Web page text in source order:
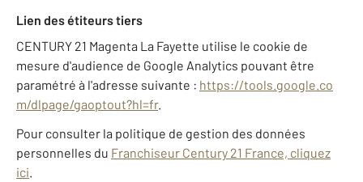
Lien des étiteurs tiers
CENTURY 21 Magenta La Fayette utilise le cookie de
mesure d'audience de Google Analytics pouvant être
paramétré à l'adresse suivante : https://tools.google.co
m/dlpage/gaoptout?hl=fr.
Pour consulter la politique de gestion des données
personnelles du Franchiseur Century 21 France, cliquez
ici.